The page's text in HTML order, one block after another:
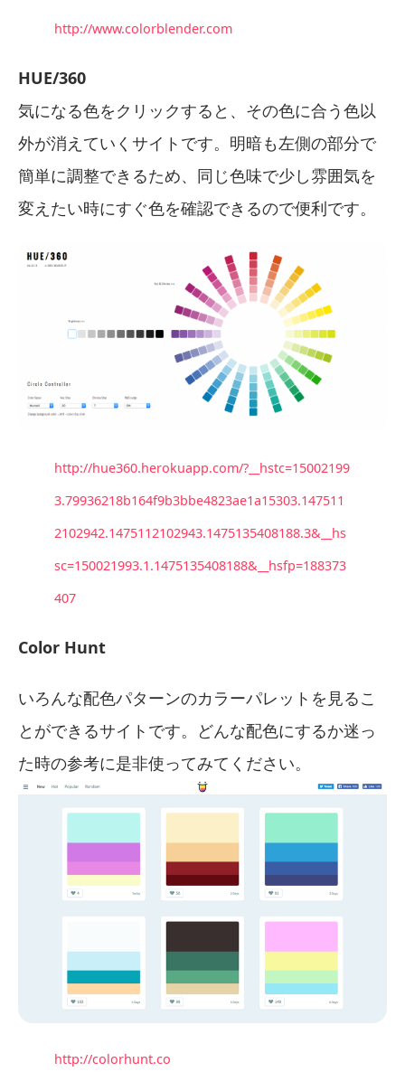
http://www.colorblender.com
HUE/360
気になる色をクリックすると、その色に合う色以
外が消えていくサイトです。明暗も左側の部分で
簡単に調整できるため、同じ色味で少し雰囲気を
変えたい時にすぐ色を確認できるので便利です。
http://hue360.herokuapp.com/?__hstc=15002199
3.79936218b164f9b3bbe4823ae1a15303.147511
2102942.1475112102943.1475135408188.3&__hs
sc=150021993.1.1475135408188&__hsfp=188373
407
Color Hunt
いろんな配色パターンのカラーパレットを見るこ
とができるサイトです。どんな配色にするか迷っ
た時の参考に是非使ってみてください。
http://colorhunt.co